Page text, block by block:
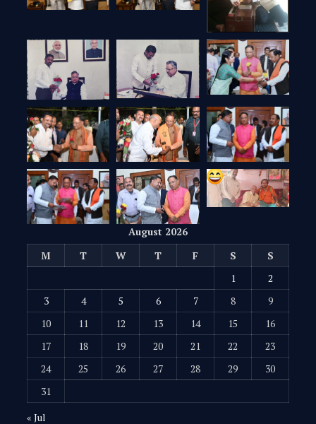
August 2026
M
T W T F S
S
1
2
3
4 5 6 7 8
9
10
11 12 13 14 15
16
17
18 19 20 21 22
23
24
25 26 27 28 29
30
31
« Jul